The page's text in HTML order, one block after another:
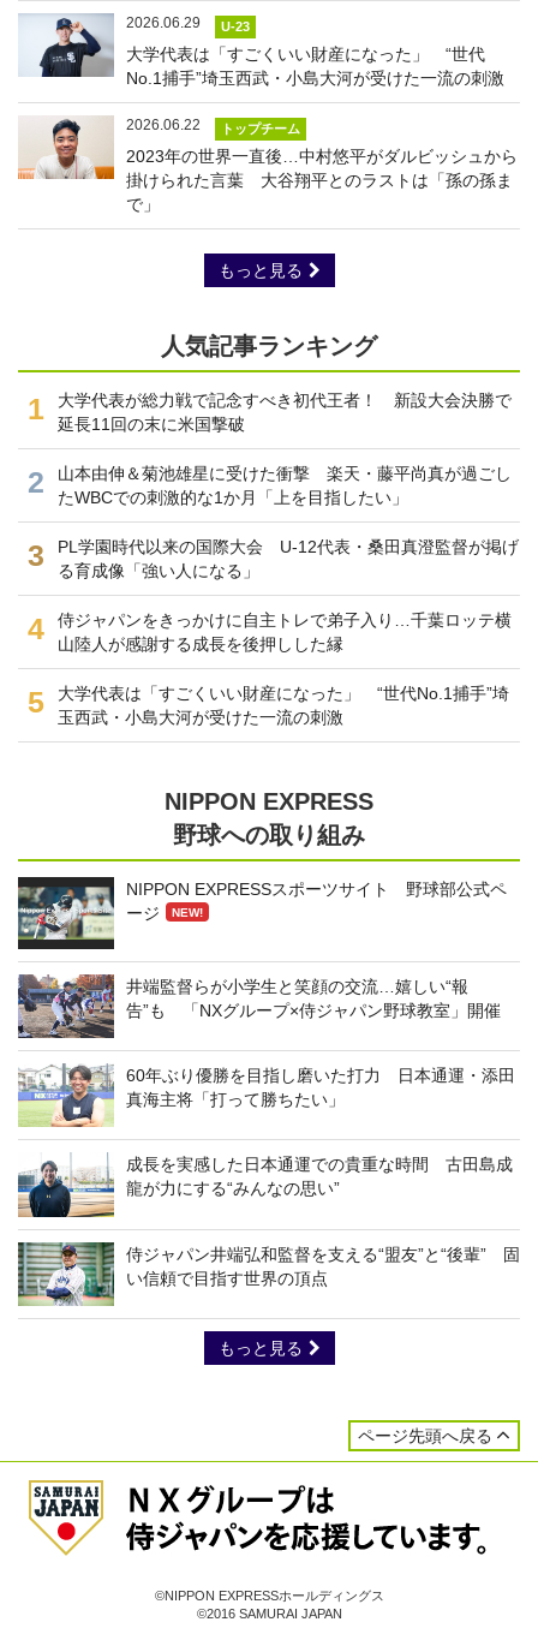
2026.06.29 U-23
大学代表は「すごくいい財産になった」 “世代
No.1捕手”埼玉西武・小島大河が受けた一流の刺激
2026.06.22 トップチーム
2023年の世界一直後…中村悠平がダルビッシュから
掛けられた言葉 大谷翔平とのラストは「孫の孫ま
で」
もっと見る
人気記事ランキング
1
大学代表が総力戦で記念すべき初代王者！ 新設大会決勝で
延長11回の末に米国撃破
2
山本由伸＆菊池雄星に受けた衝撃 楽天・藤平尚真が過ごし
たWBCでの刺激的な1か月「上を目指したい」
3
PL学園時代以来の国際大会 U-12代表・桑田真澄監督が掲げ
る育成像「強い人になる」
4
侍ジャパンをきっかけに自主トレで弟子入り…千葉ロッテ横
山陸人が感謝する成長を後押しした縁
5
大学代表は「すごくいい財産になった」 “世代No.1捕手”埼
玉西武・小島大河が受けた一流の刺激
NIPPON EXPRESS
野球への取り組み
NIPPON EXPRESSスポーツサイト 野球部公式ペ
ージ
NEW!
井端監督らが小学生と笑顔の交流…嬉しい“報
告”も 「NXグループ×侍ジャパン野球教室」開催
60年ぶり優勝を目指し磨いた打力 日本通運・添田
真海主将「打って勝ちたい」
成長を実感した日本通運での貴重な時間 古田島成
龍が力にする“みんなの思い”
侍ジャパン井端弘和監督を支える“盟友”と“後輩” 固
い信頼で目指す世界の頂点
もっと見る
ページ先頭へ戻る
©NIPPON EXPRESSホールディングス
©2016 SAMURAI JAPAN